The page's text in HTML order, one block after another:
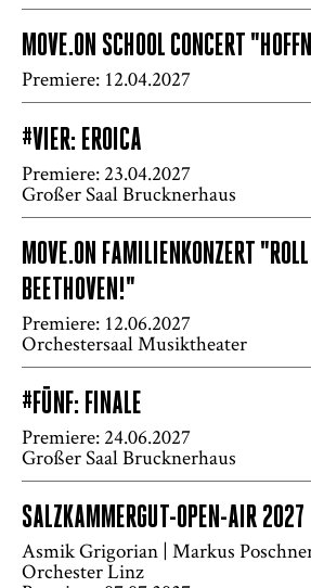
MOVE.ON SCHOOL CONCERT
Premiere: 12.04.2027
#VIER: EROICA
Premiere: 23.04.2027
Großer Saal Brucknerhaus
MOVE.ON FAMILIENKONZERT
BEETHOVEN!"
Premiere: 12.06.2027
Orchestersaal Musiktheater
#FÜNF: FINALE
Premiere: 24.06.2027
Großer Saal Brucknerhaus
SALZKAMMERGUT-OPEN-AIR 2027
Asmik Grigorian | Markus
Orchester Linz